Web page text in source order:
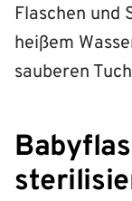
Flaschen und
heißem
sauberen